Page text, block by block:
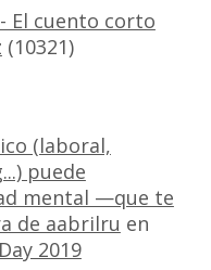
El cuento corto
(10321)
(laboral,
puede
mental —que te
de aabrilru en
2019